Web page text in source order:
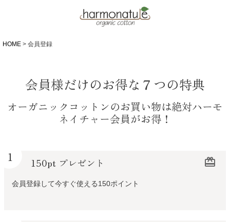
HOME 会員登録
会員様だけのお得な７つの特典
オーガニックコットンのお買い物は絶対ハーモ
ネイチャー会員がお得！
1 150pt プレゼント redeem
会員登録して今すぐ使える150ポイント